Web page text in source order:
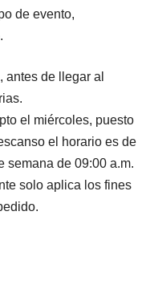
de evento,
de llegar al
el miércoles, puesto
el horario es de
semana de 09:00 a.m.
solo aplica los fines